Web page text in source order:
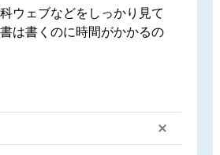
ウェブなどをしっかり見て
は書くのに時間がかかるの